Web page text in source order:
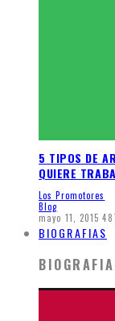
5 TIPOS DE
QUIERE
Los Promotores
Blog
mayo 11, 2015
BIOGRAFIAS